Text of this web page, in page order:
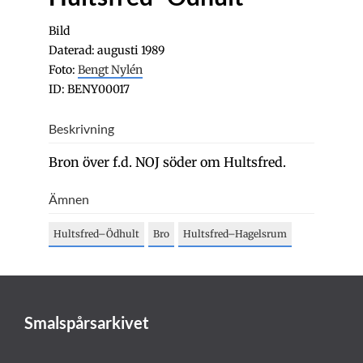
Bild
Daterad: augusti 1989
Foto: Bengt Nylén
ID: BENY00017
Beskrivning
Bron över f.d. NOJ söder om Hultsfred.
Ämnen
Hultsfred–Ödhult Bro Hultsfred–Hagelsrum
Smalspårsarkivet